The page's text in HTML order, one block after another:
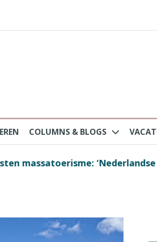
COLUMNS & BLOGS
‘Nederlandse